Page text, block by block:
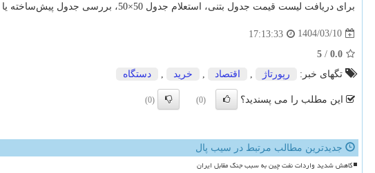
برای دریافت لیست قیمت جدول بتنی، استعلام جدول 50×50، بررسی جدول پیش‌ساخته یا جدول سیمانی، همین حالا به سایت ایران ساختمان مراجعه کرده یا با کارشناسان ما تماس بگیرید.
1404/03/10
17:13:33
0.0
/
5
تگهای خبر:
رپورتاژ , اقتصاد , خرید , دستگاه
این مطلب را می پسندید؟ (0)
(0)
جدیدترین مطالب مرتبط در سیب پال
کاهش شدید واردات نفت چین به سبب جنگ مقابل ایران